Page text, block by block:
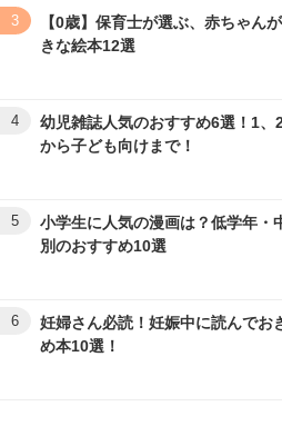
3
【0歳】保育士が選ぶ、赤ちゃん
きな絵本12選
4
幼児雑誌人気のおすすめ6選！1、
から子ども向けまで！
5
小学生に人気の漫画は？低学年・
別のおすすめ10選
6
妊婦さん必読！妊娠中に読んでお
め本10選！